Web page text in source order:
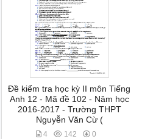
Đề kiểm tra học kỳ II môn Tiếng
Anh 12 - Mã đề 102 - Năm học
2016-2017 - Trường THPT
Nguyễn Văn Cừ (
4 142 0